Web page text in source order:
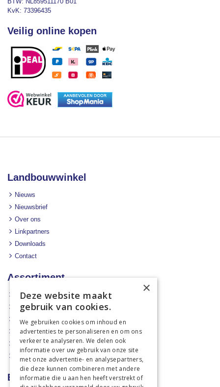
KvK: 73396435
Veilig online kopen
Landbouwwinkel
Nieuws
Nieuwsbrief
Over ons
Linkpartners
Downloads
Contact
Assortiment
Aanbiedingen
Mechanisatie
Stal & Erf
Weidetechniek
Dierbenodigdheden
Actiefolders
Betalen en verzenden
×
Deze website maakt
gebruik van cookies.
We gebruiken cookies om inhoud en
advertenties te personaliseren en om ons
verkeer te analyseren. We delen ook
informatie over uw gebruik van onze site
met onze advertentie- en analysepartners,
die deze kunnen combineren met andere
informatie die u aan hen heeft verstrekt of